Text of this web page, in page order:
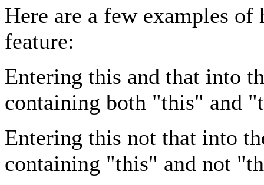
Here are a few examples of
feature:
Entering this and that into
containing both "this" and
Entering this not that into
containing "this" and not